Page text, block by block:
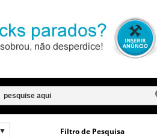
▼
Filtro de Pesquisa